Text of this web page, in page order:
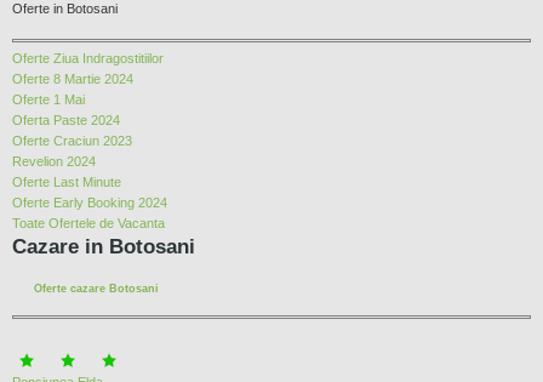
Oferte in Botosani
Oferte Ziua Indragostitiilor
Oferte 8 Martie 2024
Oferte 1 Mai
Oferta Paste 2024
Oferte Craciun 2023
Revelion 2024
Oferte Last Minute
Oferte Early Booking 2024
Toate Ofertele de Vacanta
Cazare in Botosani
Oferte cazare Botosani